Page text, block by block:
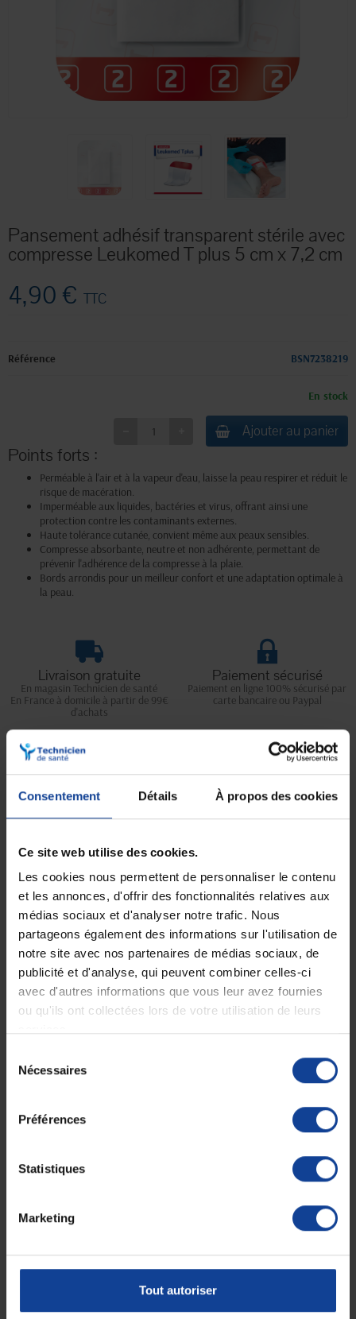
Consentement Détails À propos des cookies
Ce site web utilise des cookies.
Les cookies nous permettent de personnaliser le contenu
et les annonces, d'offrir des fonctionnalités relatives aux
médias sociaux et d'analyser notre trafic. Nous
partageons également des informations sur l'utilisation de
notre site avec nos partenaires de médias sociaux, de
publicité et d'analyse, qui peuvent combiner celles-ci
avec d'autres informations que vous leur avez fournies
ou qu'ils ont collectées lors de votre utilisation de leurs
Nécessaires
Préférences
Statistiques
Marketing
Tout autoriser
Pansement adhésif transparent stérile avec
compresse Leukomed T plus 5 cm x 7,2 cm
4,90 € TTC
Référence BSN7238219
En stock
Ajouter au panier
Points forts :
Perméable à l'air et à la vapeur d'eau, laisse la peau respirer et réduit le
risque de macération.
Imperméable aux liquides, bactéries et virus, offrant ainsi une
protection contre les contaminants externes.
Haute tolérance cutanée, convient même aux peaux sensibles.
Compresse absorbante, neutre et non adhérente, permettant de
prévenir l'adhérence de la compresse à la plaie.
Bords arrondis pour un meilleur confort et une adaptation optimale à
la peau.
Livraison gratuite
En magasin Technicien de santé
En France à domicile à partir de 99€
d'achats
Paiement sécurisé
Paiement en ligne 100% sécurisé par
carte bancaire ou Paypal
soignée et discrète
Lundi au jeudi : 9h à 12h30 - 13h30 à
Le vendredi jusqu'à 17h
Description
Pansement adhésif transparent stérile
avec compresse Leukomed T plus 5 cm x
7,2 cm
Post-opératoire avec compressse centrale
absorbante.
Caractéristiques :
Réduit le risque de contamination.
Imperméables aux liquides, bactéries et virus : protection
Perméable à l'air et à la vapeur d'eau, laisse la peau respirer et
réduit le risque de macération.
Compresse absorbante, neutre, non adhérente.
Radio-transparent.